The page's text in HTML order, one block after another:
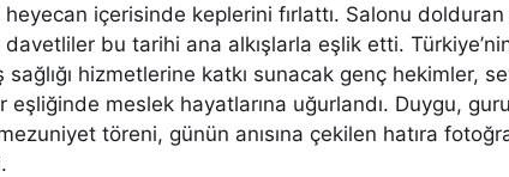
içerisinde keplerini fırlattı. Salonu dolduran
bu tarihi ana alkışlarla eşlik etti.
sağlığı hizmetlerine katkı sunacak genç hekimler,
eşliğinde meslek hayatlarına uğurlandı. Duygu,
töreni, günün anısına çekilen hatıra